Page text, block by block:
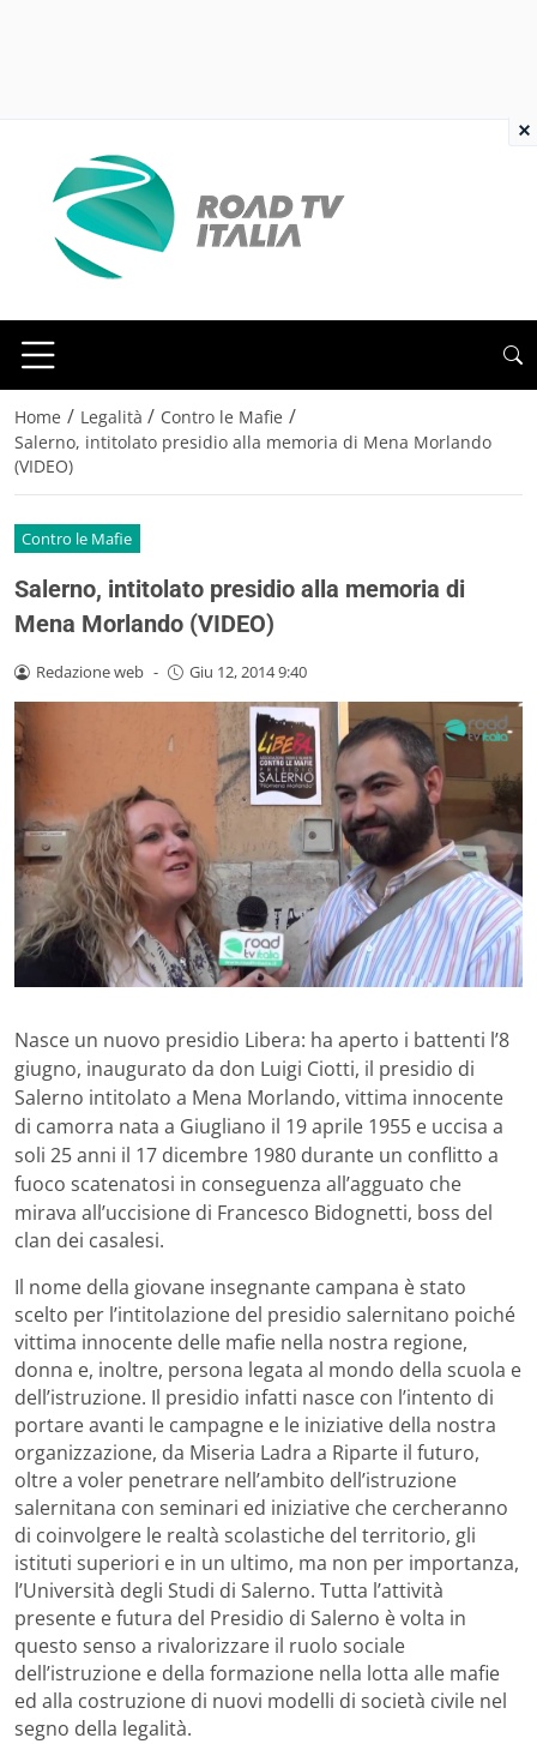
Home / Legalità / Contro le Mafie /
Salerno, intitolato presidio alla memoria di Mena Morlando
(VIDEO)
Contro le Mafie
Salerno, intitolato presidio alla memoria di
Mena Morlando (VIDEO)
Redazione web - Giu 12, 2014 9:40
Nasce un nuovo presidio Libera: ha aperto i battenti l’8
giugno, inaugurato da don Luigi Ciotti, il presidio di
Salerno intitolato a Mena Morlando, vittima innocente
di camorra nata a Giugliano il 19 aprile 1955 e uccisa a
soli 25 anni il 17 dicembre 1980 durante un conflitto a
fuoco scatenatosi in conseguenza all’agguato che
mirava all’uccisione di Francesco Bidognetti, boss del
clan dei casalesi.
Il nome della giovane insegnante campana è stato
scelto per l’intitolazione del presidio salernitano poiché
vittima innocente delle mafie nella nostra regione,
donna e, inoltre, persona legata al mondo della scuola e
dell’istruzione. Il presidio infatti nasce con l’intento di
portare avanti le campagne e le iniziative della nostra
organizzazione, da Miseria Ladra a Riparte il futuro,
oltre a voler penetrare nell’ambito dell’istruzione
salernitana con seminari ed iniziative che cercheranno
di coinvolgere le realtà scolastiche del territorio, gli
istituti superiori e in un ultimo, ma non per importanza,
l’Università degli Studi di Salerno. Tutta l’attività
presente e futura del Presidio di Salerno è volta in
questo senso a rivalorizzare il ruolo sociale
dell’istruzione e della formazione nella lotta alle mafie
ed alla costruzione di nuovi modelli di società civile nel
segno della legalità.
×